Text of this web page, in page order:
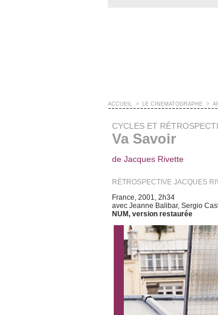
ACCUEIL > LE CINÉMATOGRAPHE >
CYCLES ET
Va Savoir
de Jacques Rivette
RÉTROSPECTIVE JACQUES
France, 2001, 2h34
avec Jeanne Balibar, Sergio
NUM, version restaurée